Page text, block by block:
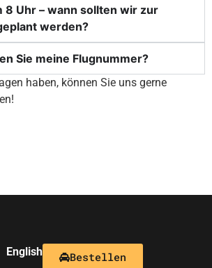
8 Uhr – wann sollten wir zur
werden?
Sie meine Flugnummer?
haben, können Sie uns gerne
English Bestellen